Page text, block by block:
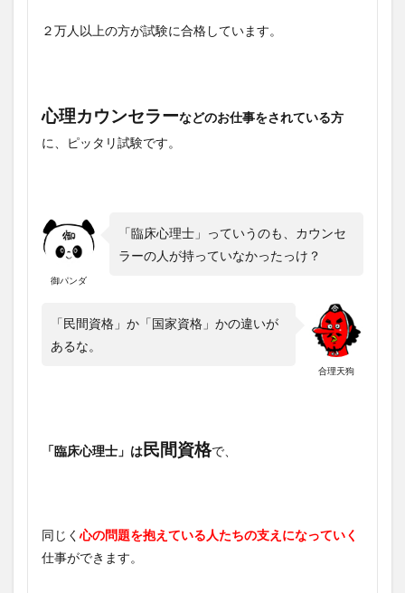
２万人以上の方が試験に合格しています。
心理カウンセラーなどのお仕事をされている方
に、ピッタリ試験です。
御パンダ
「臨床心理士」っていうのも、カウンセ
ラーの人が持っていなかったっけ？
合理天狗
「民間資格」か「国家資格」かの違いが
あるな。
「臨床心理士」は民間資格で、
同じく 心の問題を抱えている人たちの支えになっていく
仕事ができます。